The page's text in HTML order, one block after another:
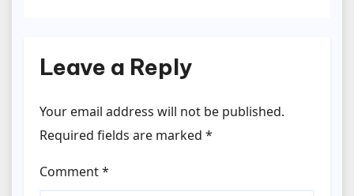
Leave a Reply
Your email address will not be published.
Required fields are marked *
Comment*